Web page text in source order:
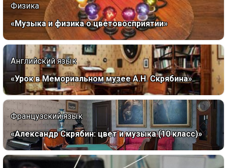
Физика
«Музыка и физика о цветовосприятии»
Английский язык
«Урок в Мемориальном музее А.Н. Скрябина»
Французский язык
«Александр Скрябин: цвет и музыка (10 класс)»